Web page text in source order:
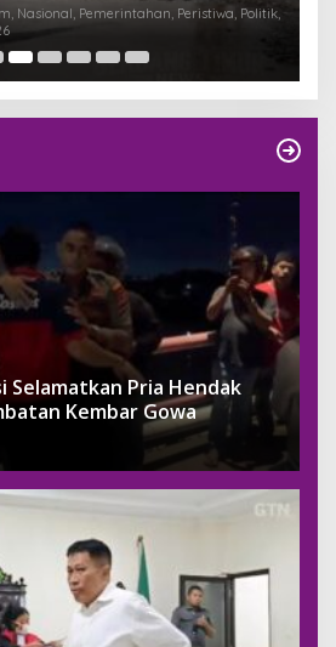
Nasional, Pemerintahan, Peristiwa, Politik,
Selamatkan Pria Hendak
Kembar Gowa